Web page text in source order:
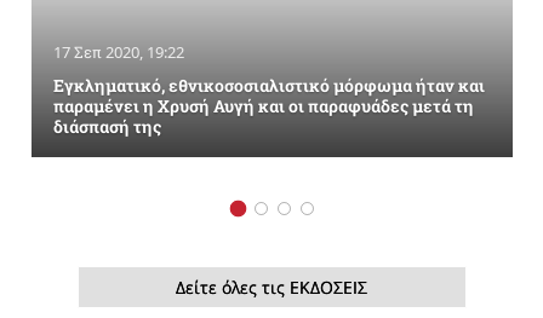
17 Σεπ 2020, 19:22
Εγκληματικό, εθνικοσοσιαλιστικό μόρφωμα ήταν και
παραμένει η Χρυσή Αυγή και οι παραφυάδες μετά τη
διάσπασή της
Δείτε όλες τις ΕΚΔΟΣΕΙΣ